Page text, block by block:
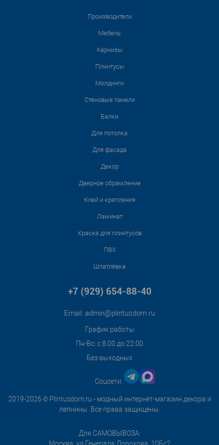
Производители
Мебель
Карнизы
Плинтусы
Молдинги
Стеновые панели
Балки
Для потолка
Для фасада
Декор
Дверное обрамление
Клей и крепления
Ламинат
Краска для плинтусов
ПВХ
Шпатлёвка
2019-2026 © Plintusdom.ru - модный интернет-магазин декора и
лепнины. Все права защищены.
Для САМОВЫВОЗА:
+7 (929) 654-88-40
Email: admin@plintusdom.ru
График работы
Пн-Вс: с 8:00 до 22:00
Без выходных
Соцсети: